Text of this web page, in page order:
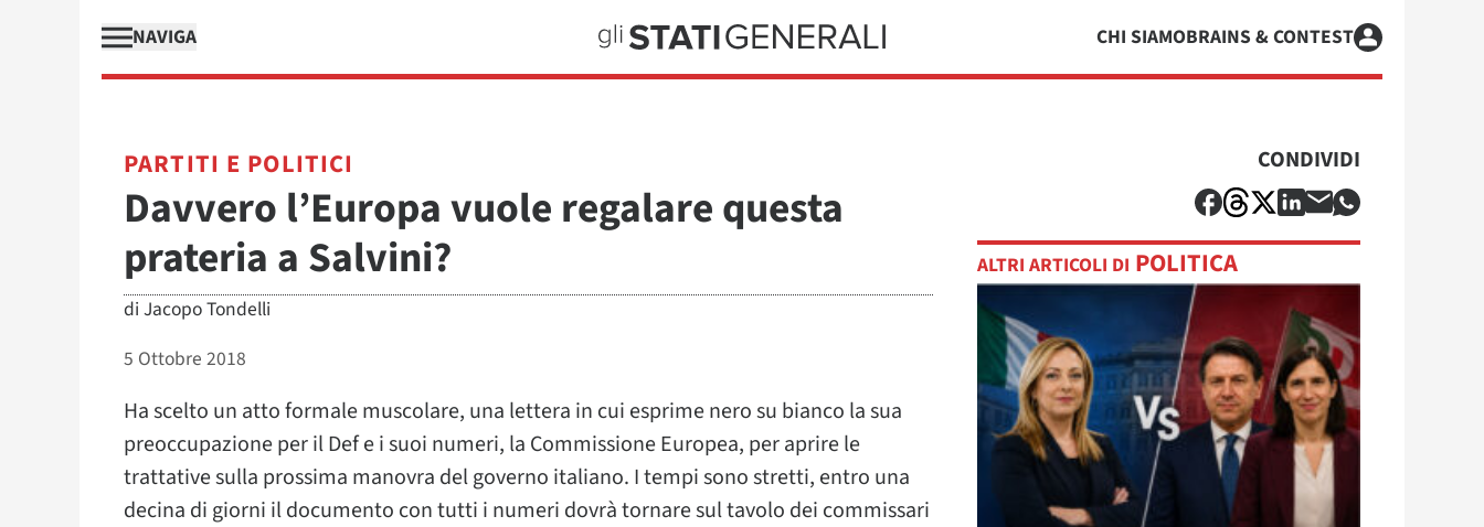
NAVIGA CHI SIAMOBRAINS & CONTEST
PARTITI E POLITICI
Davvero l’Europa vuole regalare questa
prateria a Salvini?
di Jacopo Tondelli
5 Ottobre 2018
Ha scelto un atto formale muscolare, una lettera in cui esprime nero su bianco la sua
preoccupazione per il Def e i suoi numeri, la Commissione Europea, per aprire le
trattative sulla prossima manovra del governo italiano. I tempi sono stretti, entro una
decina di giorni il documento con tutti i numeri dovrà tornare sul tavolo dei commissari
CONDIVIDI
ALTRI ARTICOLI DI POLITICA